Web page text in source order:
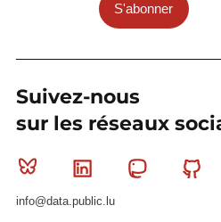
S'abonner
Suivez-nous
sur les réseaux
Bluesky Linkedin Mastodon
info@data.public.lu